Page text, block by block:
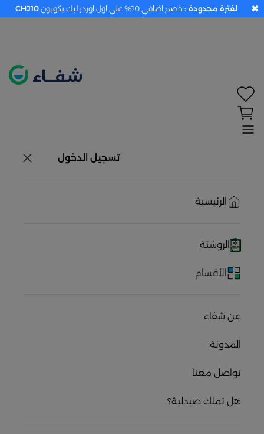
تسجيل الدخول
الرئيسية
الروشتة
الأقسام
عن شفاء
المدونة
تواصل معنا
هل تملك صيدلية؟
لفترة محدودة : خصم اضافي 10% علي اول اوردر ليك بكوبون CHJ10 ✖